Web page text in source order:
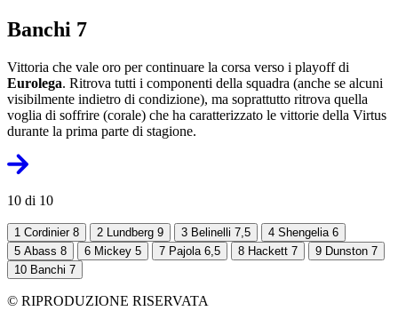
Banchi 7
Vittoria che vale oro per continuare la corsa verso i playoff di
Eurolega. Ritrova tutti i componenti della squadra (anche se alcuni
visibilmente indietro di condizione), ma soprattutto ritrova quella
voglia di soffrire (corale) che ha caratterizzato le vittorie della Virtus
durante la prima parte di stagione.
10 di 10
1 Cordinier 8 2 Lundberg 9 3 Belinelli 7,5 4 Shengelia 6
5 Abass 8 6 Mickey 5 7 Pajola 6,5 8 Hackett 7 9 Dunston 7
10 Banchi 7
© RIPRODUZIONE RISERVATA